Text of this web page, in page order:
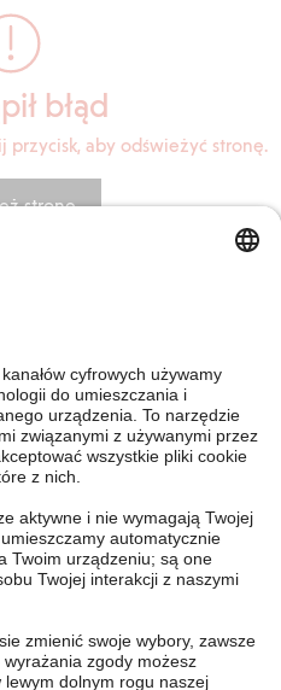
błąd
przycisk, aby odświeżyć stronę.
stronę